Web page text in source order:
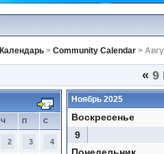
Календарь > Community Calendar >
« 9
Ч П С
2 3 4
Ноябрь 2025
Воскресенье
9